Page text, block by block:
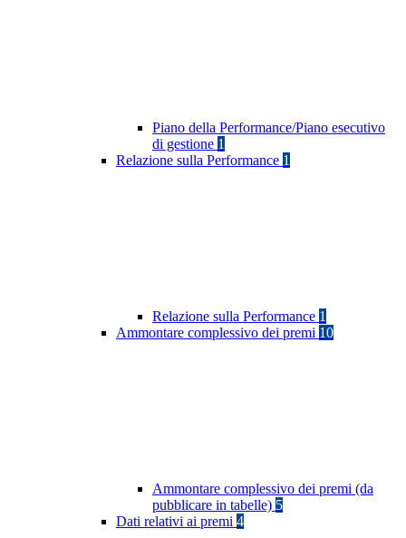
Piano della Performance/Piano esecutivo
di gestione 1
Relazione sulla Performance 1
Relazione sulla Performance 1
Ammontare complessivo dei premi 10
Ammontare complessivo dei premi (da
pubblicare in tabelle) 5
Dati relativi ai premi 4